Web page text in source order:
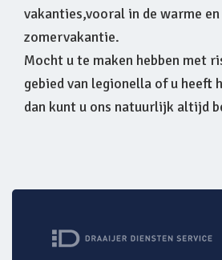
vakanties,vooral in de warme en
zomervakantie.
Mocht u te maken hebben met
gebied van legionella of u heeft
dan kunt u ons natuurlijk altijd